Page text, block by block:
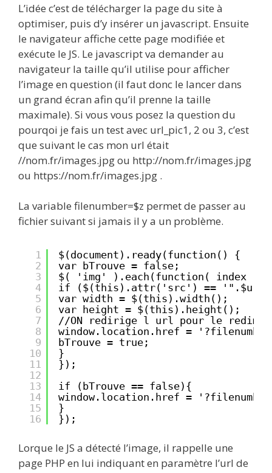
L’idée c’est de télécharger la page du site à
optimiser, puis d’y insérer un javascript. Ensuite
le navigateur affiche cette page modifiée et
exécute le JS. Le javascript va demander au
navigateur la taille qu’il utilise pour afficher
l’image en question (il faut donc le lancer dans
un grand écran afin qu’il prenne la taille
maximale). Si vous vous posez la question du
pourqoi je fais un test avec url_pic1, 2 ou 3, c’est
que suivant le cas mon url était
//nom.fr/images.jpg ou http://nom.fr/images.jpg
ou https://nom.fr/images.jpg .
La variable filenumber=$z permet de passer au
fichier suivant si jamais il y a un problème.
1
2
3
4
5
6
7
8
9
10
11
12
13
14
15
16
$(document).ready(function() {
var bTrouve = false;
$( 'img' ).each(function( index ) {
if ($(this).attr('src') ==
var width = $(this).width();
var height = $(this).height();
//ON redirige l url pour le
window.location.href =
bTrouve = true;
}
});
if (bTrouve == false){
window.location.href =
}
});
Lorque le JS a détecté l’image, il rappelle une
page PHP en lui indiquant en paramètre l’url de